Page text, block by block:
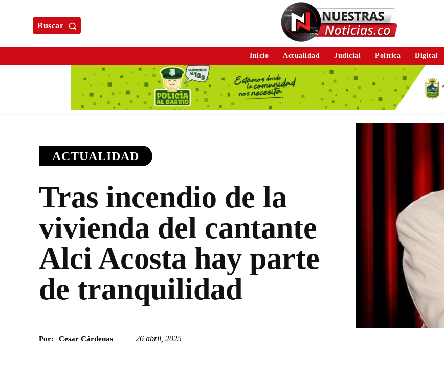
Buscar
Inicio Actualidad Judicial Política Digital
ACTUALIDAD
Tras incendio de la
vivienda del cantante
Alci Acosta hay parte
de tranquilidad
Por: Cesar Cárdenas 26 abril, 2025